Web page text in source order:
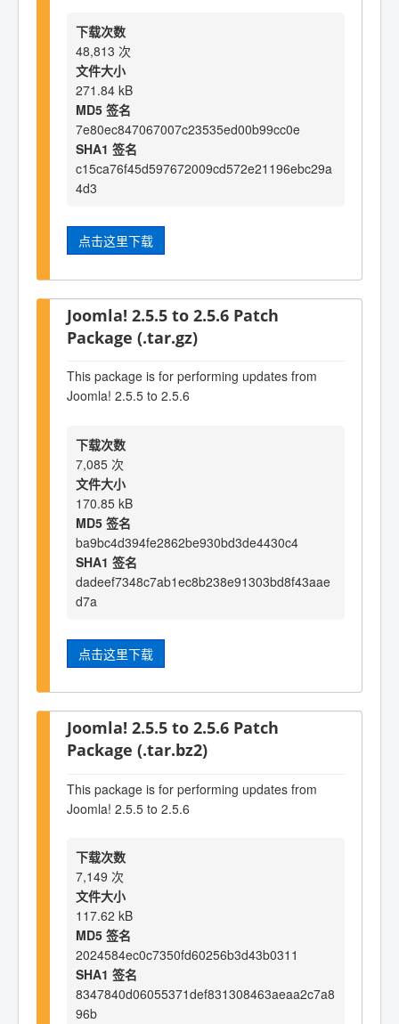
下载次数
48,813 次
文件大小
271.84 kB
MD5 签名
7e80ec847067007c23535ed00b99cc0e
SHA1 签名
c15ca76f45d597672009cd572e21196ebc29a
4d3
点击这里下载
Joomla! 2.5.5 to 2.5.6 Patch
Package (.tar.gz)
This package is for performing updates from
Joomla! 2.5.5 to 2.5.6
下载次数
7,085 次
文件大小
170.85 kB
MD5 签名
ba9bc4d394fe2862be930bd3de4430c4
SHA1 签名
dadeef7348c7ab1ec8b238e91303bd8f43aae
d7a
点击这里下载
Joomla! 2.5.5 to 2.5.6 Patch
Package (.tar.bz2)
This package is for performing updates from
Joomla! 2.5.5 to 2.5.6
下载次数
7,149 次
文件大小
117.62 kB
MD5 签名
2024584ec0c7350fd60256b3d43b0311
SHA1 签名
8347840d06055371def831308463aeaa2c7a8
96b